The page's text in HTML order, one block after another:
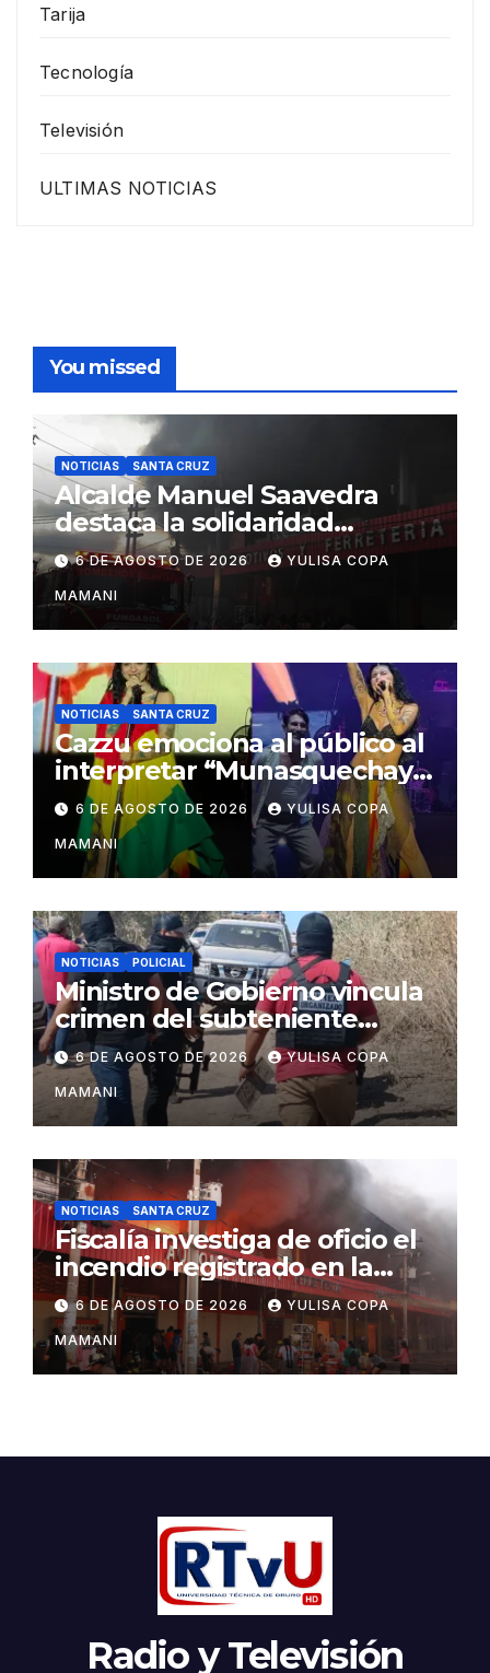
Tarija
Tecnología
Televisión
ULTIMAS NOTICIAS
You missed
NOTICIAS SANTA CRUZ
Alcalde Manuel Saavedra
destaca la solidaridad
durante la emergencia en
Barrio Lindo
6 DE AGOSTO DE 2026 YULISA COPA
MAMANI
NOTICIAS SANTA CRUZ
Cazzu emociona al público al
interpretar “Munasquechay”
en su concierto en Santa
Cruz
6 DE AGOSTO DE 2026 YULISA COPA
MAMANI
NOTICIAS POLICIAL
Ministro de Gobierno vincula
crimen del subteniente
Salazar con la red de
Sebastián Marset
6 DE AGOSTO DE 2026 YULISA COPA
MAMANI
NOTICIAS SANTA CRUZ
Fiscalía investiga de oficio el
incendio registrado en la
feria Barrio Lindo
6 DE AGOSTO DE 2026 YULISA COPA
MAMANI
Radio y Televisión